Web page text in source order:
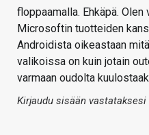
floppaamalla. Ehkäpä.
Microsoftin tuotteiden
Androidista oikeastaan
valikoissa on kuin jotain
varmaan oudolta
Kirjaudu sisään vastataksesi